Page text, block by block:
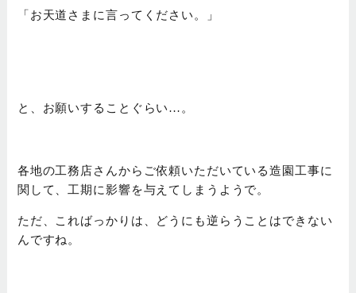
「お天道さまに言ってください。」
と、お願いすることぐらい…。
各地の工務店さんからご依頼いただいている造園工事に
関して、工期に影響を与えてしまうようで。
ただ、こればっかりは、どうにも逆らうことはできない
んですね。